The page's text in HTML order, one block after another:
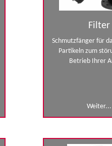
Filter
Schmutzfänger für
Partikeln zum
Betrieb Ihrer
Weiter...